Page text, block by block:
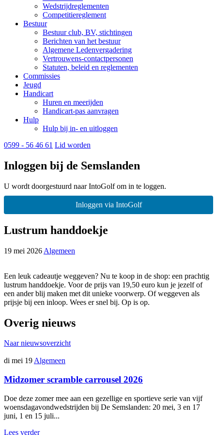
Wedstrijdreglementen
Competitiereglement
Bestuur
Bestuur club, BV, stichtingen
Berichten van het bestuur
Algemene Ledenvergadering
Vertrouwens-contactpersonen
Statuten, beleid en reglementen
Commissies
Jeugd
Handicart
Huren en meerijden
Handicart-pas aanvragen
Hulp
Hulp bij in- en uitloggen
0599 - 56 46 61 Lid worden
Inloggen bij de Semslanden
U wordt doorgestuurd naar IntoGolf om in te loggen.
Inloggen via IntoGolf
Lustrum handdoekje
19 mei 2026 Algemeen
Een leuk cadeautje weggeven? Nu te koop in de shop: een prachtig
lustrum handdoekje. Voor de prijs van 19,50 euro kun je jezelf of
een ander blij maken met dit unieke voorwerp. Of weggeven als
prijsje bij een inloop. Wees er snel bij. Op is op.
Overig nieuws
Naar nieuwsoverzicht
di mei 19Algemeen
Midzomer scramble carrousel 2026
Doe deze zomer mee aan een gezellige en sportieve serie van vijf
woensdagavondwedstrijden bij De Semslanden: 20 mei, 3 en 17
juni, 1 en 15 juli...
Lees verder